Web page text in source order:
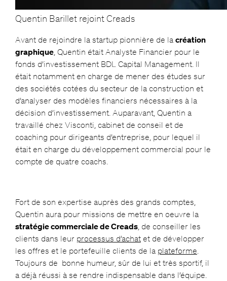
Quentin Barillet rejoint Creads
Avant de rejoindre la startup pionnière de la création
graphique, Quentin était Analyste Financier pour le
fonds d’investissement BDL Capital Management. Il
était notamment en charge de mener des études sur
des sociétés cotées du secteur de la construction et
d’analyser des modèles financiers nécessaires à la
décision d’investissement. Auparavant, Quentin a
travaillé chez Visconti, cabinet de conseil et de
coaching pour dirigeants d’entreprise, pour lequel il
était en charge du développement commercial pour le
compte de quatre coachs.
Fort de son expertise auprès des grands comptes,
Quentin aura pour missions de mettre en oeuvre la
stratégie commerciale de Creads, de conseiller les
clients dans leur processus d’achatet de développer
les offres et le portefeuille clients de la plateforme.
Toujours de bonne humeur, sûr de lui et très sportif, il
a déjà réussi à se rendre indispensable dans l’équipe.